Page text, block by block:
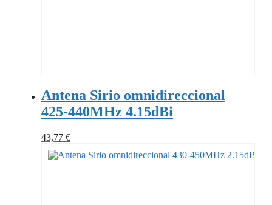
Antena Sirio omnidireccional
425-440MHz 4.15dBi
43,77 €